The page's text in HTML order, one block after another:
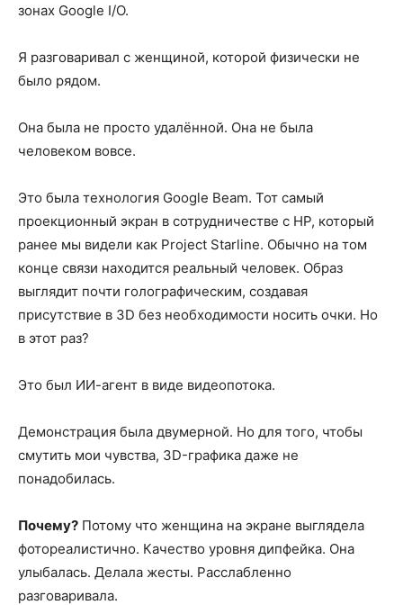
зонах Google I/O.
Я разговаривал с женщиной, которой физически не
было рядом.
Она была не просто удалённой. Она не была
человеком вовсе.
Это была технология Google Beam. Тот самый
проекционный экран в сотрудничестве с HP, который
ранее мы видели как Project Starline. Обычно на том
конце связи находится реальный человек. Образ
выглядит почти голографическим, создавая
присутствие в 3D без необходимости носить очки. Но
в этот раз?
Это был ИИ-агент в виде видеопотокa.
Демонстрация была двумерной. Но для того, чтобы
смутить мои чувства, 3D-графика даже не
понадобилась.
Почему? Потому что женщина на экране выглядела
фотореалистично. Качество уровня дипфейка. Она
улыбалась. Делала жесты. Расслабленно
разговаривала.